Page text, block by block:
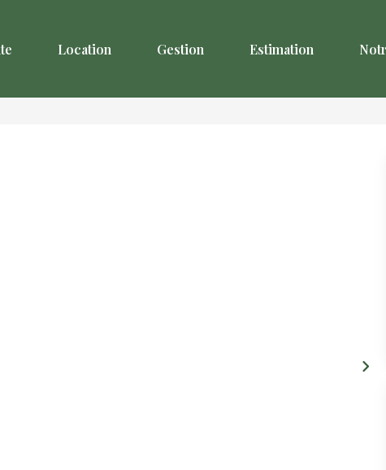
Location Gestion Estimation